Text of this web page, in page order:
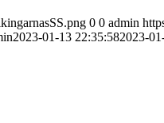
0 0 admin
2023-01-13 22:35:582023-